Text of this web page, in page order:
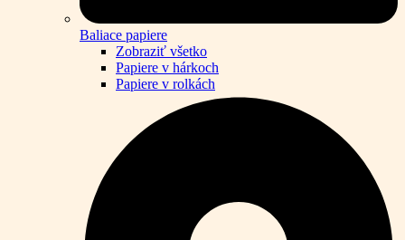
Baliace papiere
Zobraziť všetko
Papiere v hárkoch
Papiere v rolkách